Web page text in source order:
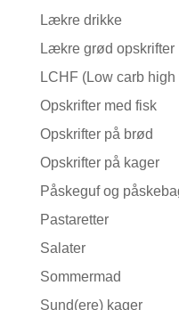
Lækre drikke
Lækre grød opskrifter
LCHF (Low carb high
Opskrifter med fisk
Opskrifter på brød
Opskrifter på kager
Påskeguf og
Pastaretter
Salater
Sommermad
Sund(ere) kager